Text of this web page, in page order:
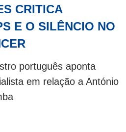
CRITICA
E O SILÊNCIO NO
português aponta
em relação a António